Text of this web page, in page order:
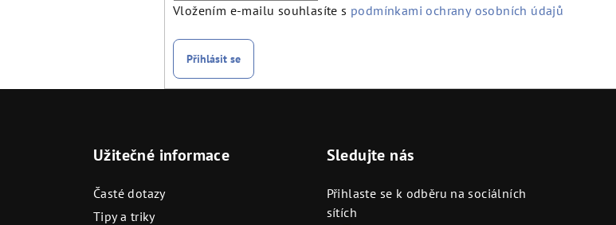
Vložením e-mailu souhlasíte s podmínkami ochrany osobních údajů
Přihlásit se
Užitečné informace
Časté dotazy
Tipy a triky
Sledujte nás
Přihlaste se k odběru na sociálních
sítích